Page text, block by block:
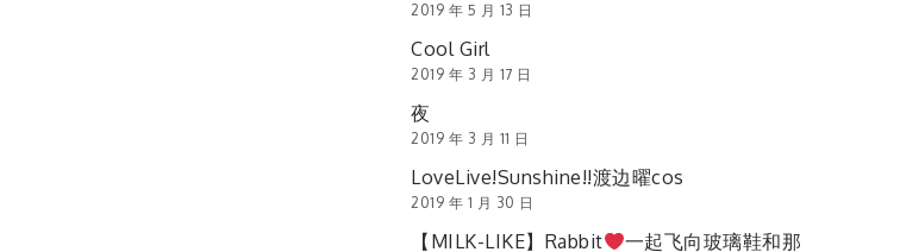
2019 年 5 月 13 日
Cool Girl
2019 年 3 月 17 日
夜
2019 年 3 月 11 日
LoveLive!Sunshine!!渡边曜cos
2019 年 1 月 30 日
【MILK-LIKE】Rabbit
一起飞向玻璃鞋和那